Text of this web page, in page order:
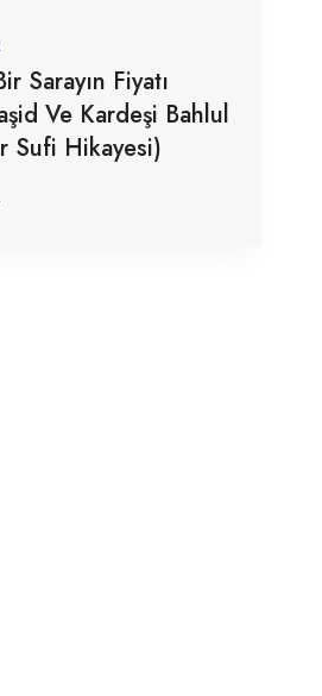
Sarayın Fiyatı
Ve Kardeşi Bahlul
Sufi Hikayesi)